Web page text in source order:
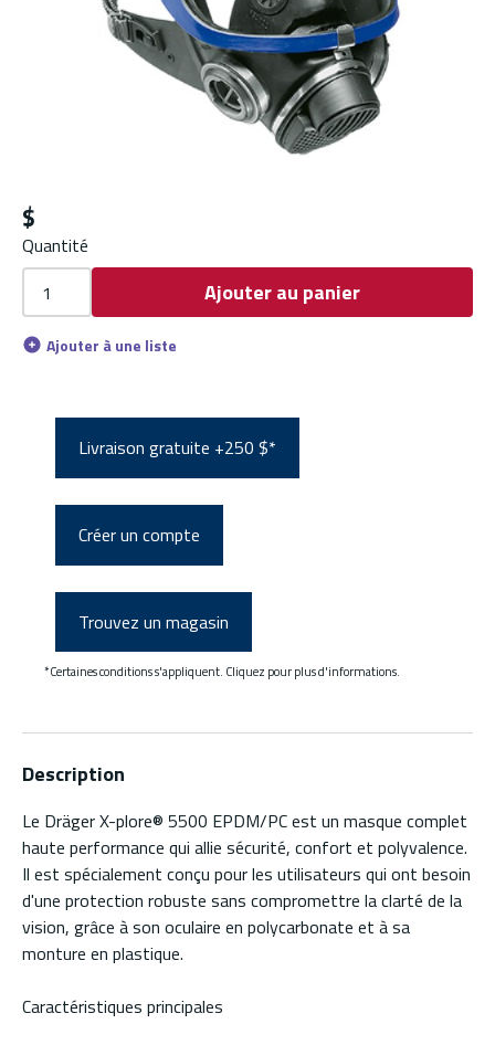
$
Quantité
Ajouter au panier
Ajouter à une liste
Livraison gratuite +250 $*
Créer un compte
Trouvez un magasin
*Certaines conditions s'appliquent. Cliquez pour plus d'informations.
Description
Le Dräger X-plore® 5500 EPDM/PC est un masque complet
haute performance qui allie sécurité, confort et polyvalence.
Il est spécialement conçu pour les utilisateurs qui ont besoin
d'une protection robuste sans compromettre la clarté de la
vision, grâce à son oculaire en polycarbonate et à sa
monture en plastique.
Caractéristiques principales